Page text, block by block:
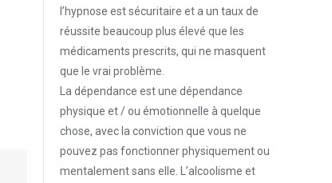
l’hypnose est sécuritaire et a un taux de
réussite beaucoup plus élevé que les
médicaments prescrits, qui ne masquent
que le vrai problème.
La dépendance est une dépendance
physique et / ou émotionnelle à quelque
chose, avec la conviction que vous ne
pouvez pas fonctionner physiquement ou
mentalement sans elle. L’alcoolisme et